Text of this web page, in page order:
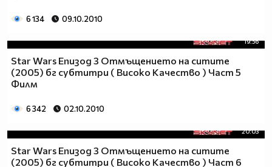
6 134 09.10.2010
19:56
Star Wars Епизод 3 Отмъщението на ситите
(2005) бг субтитри ( Високо Качество ) Част 5
Филм
6 342 02.10.2010
20:03
Star Wars Епизод 3 Отмъщението на ситите
(2005) бг субтитри ( Високо Качество ) Част 6